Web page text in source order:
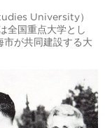
University）
全国重点大学とし
市が共同建設する大
高くして志遠大
奮闘努力を通じ
、総合的、国際的で
られております。